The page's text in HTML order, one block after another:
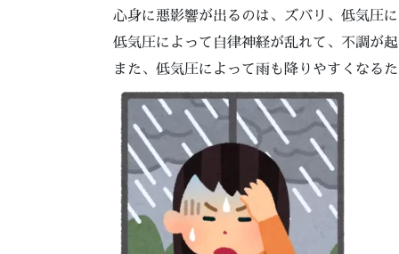
心身に悪影響が出るのは、ズバリ、低気圧に
低気圧によって自律神経が乱れて、不調が起
また、低気圧によって雨も降りやすくなる